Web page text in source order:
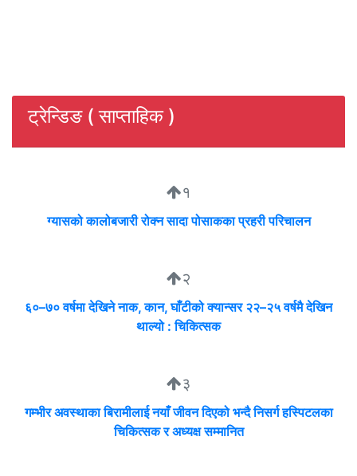
ट्रेन्डिङ ( साप्ताहिक )
१
ग्यासको कालोबजारी रोक्न सादा पोसाकका प्रहरी परिचालन
२
६०–७० वर्षमा देखिने नाक, कान, घाँटीको क्यान्सर २२–२५ वर्षमै देखिन
थाल्यो : चिकित्सक
३
गम्भीर अवस्थाका बिरामीलाई नयाँ जीवन दिएको भन्दै निसर्ग हस्पिटलका
चिकित्सक र अध्यक्ष सम्मानित